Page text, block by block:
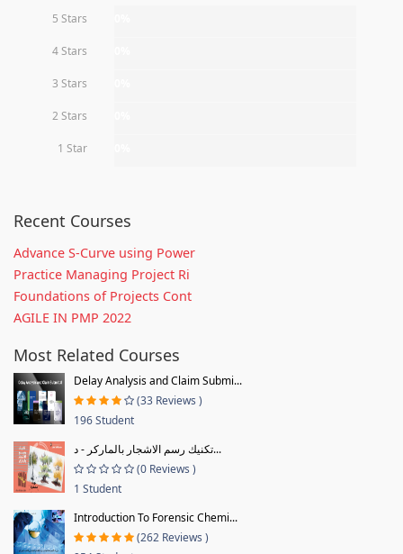
5 Stars
4 Stars
3 Stars
2 Stars
1 Star
Recent Courses
Advance S-Curve using Power
Practice Managing Project Ri
Foundations of Projects Cont
AGILE IN PMP 2022
Most Related Courses
Delay Analysis and Claim Submi...
(33 Reviews )
196 Student
تكنيك رسم الاشجار بالماركر - د...
(0 Reviews )
1 Student
Introduction To Forensic Chemi...
(262 Reviews )